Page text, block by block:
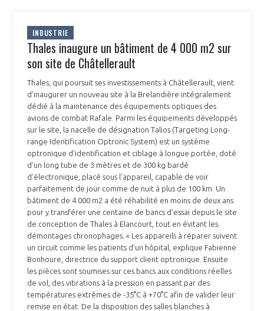
PRÉSENTATION
NOTRE VISION
NOS MISSIONS
NOTRE HISTOIRE
ORGANISATION
LE CONSEIL DU GIFAS
L’ÉQUIPE DU GIFAS
NOS RÉSEAUX À L'INTERNATIONAL
FONCTIONNEMENT
GEADS
COMITÉ AERO PME
STARTAIR
COMMISSIONS ET COMITÉS
ACCOMPAGNEMENT DE NOS ADHÉRENTS
LES PROGRAMMES DU GIFAS
UN ÉCOSYSTÈME INTÉGRÉ ET COHÉRENT
POURQUOI DEVENIR MEMBRE ?
LA MÉDIATION
LA MÉDIATION DANS LA FILIÈRE AÉRONAUTIQUE ET SPATIALE
LE MÉDIATEUR DE LA FILIÈRE AÉRONAUTIQUE ET SPATIALE
MÉDIATION ET CHARTE D’ENGAGEMENT SUR LES RELATIONS ENTRE
CLIENTS ET FOURNISSEURS
LE SALON DU BOURGET
L'OBSERVATOIRE
CHIFFRES CLÉS
1 2
3
15 16
18
19 20
INDUSTRIE
Thales inaugure un bâtiment de 4 000 m2 sur
son site de Châtellerault
Thales, qui poursuit ses investissements à Châtellerault, vient
d’inaugurer un nouveau site à la Brelandière intégralement
dédié à la maintenance des équipements optiques des
avions de combat Rafale. Parmi les équipements développés
sur le site, la nacelle de désignation Talios (Targeting Long-
range Identification Optronic System) est un système
optronique d’identification et ciblage à longue portée, doté
d’un long tube de 3 mètres et de 300 kg bardé
d’électronique, placé sous l’appareil, capable de voir
parfaitement de jour comme de nuit à plus de 100 km. Un
bâtiment de 4 000 m2 a été réhabilité en moins de deux ans
pour y transférer une centaine de bancs d’essai depuis le site
de conception de Thales à Elancourt, tout en évitant les
démontages chronophages. « Les appareils à réparer suivent
un circuit comme les patients d’un hôpital, explique Fabienne
Bonhoure, directrice du support client optronique. Ensuite
les pièces sont soumises sur ces bancs aux conditions réelles
de vol, des vibrations à la pression en passant par des
températures extrêmes de -35°C à +70°C afin de valider leur
remise en état. De la disposition des salles blanches à
Découvrez les avantages d'adhérer au GIFAS.
Rencontres, salons, données sectorielles,
programmes ...
DEMANDE D’ADHÉSION